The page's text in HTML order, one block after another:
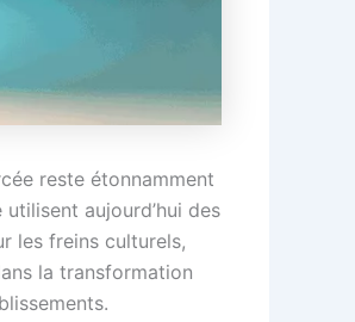
reste étonnamment
aujourd’hui des
les freins culturels,
la transformation